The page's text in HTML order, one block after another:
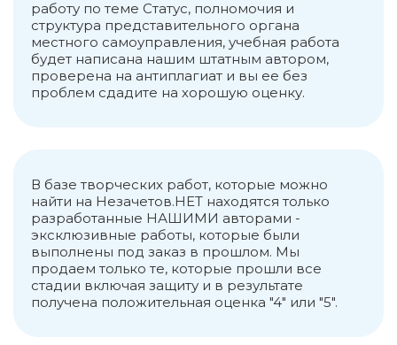
работу по теме Статус, полномочия и
структура представительного органа
местного самоуправления, учебная работа
будет написана нашим штатным автором,
проверена на антиплагиат и вы ее без
проблем сдадите на хорошую оценку.
В базе творческих работ, которые можно
найти на Незачетов.НЕТ находятся только
разработанные НАШИМИ авторами -
эксклюзивные работы, которые были
выполнены под заказ в прошлом. Мы
продаем только те, которые прошли все
стадии включая защиту и в результате
получена положительная оценка "4" или "5".